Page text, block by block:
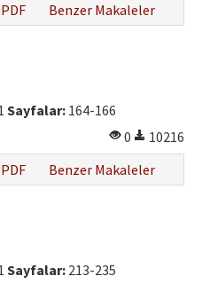
PDF Benzer Makaleler
Sayfalar: 164-166
0
10216
PDF Benzer Makaleler
Sayfalar: 213-235